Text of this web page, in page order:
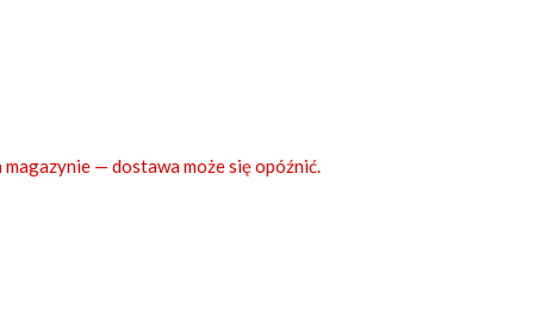
magazynie — dostawa może się opóźnić.